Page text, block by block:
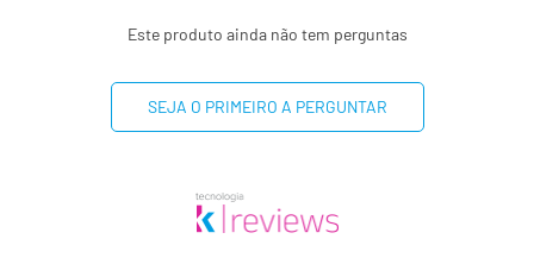
Este produto ainda não tem perguntas
SEJA O PRIMEIRO A PERGUNTAR